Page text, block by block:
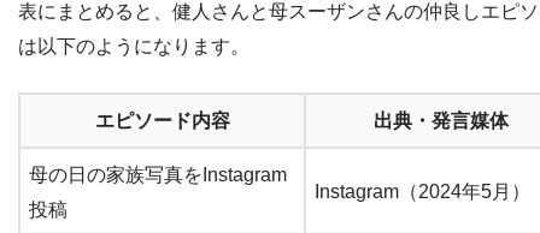
表にまとめると、健人さんと母スーザンさんの仲良しエピ
は以下のようになります。
エピソード内容 出典・発言媒体
母の日の家族写真をInstagram
投稿
Instagram（2024年5月）